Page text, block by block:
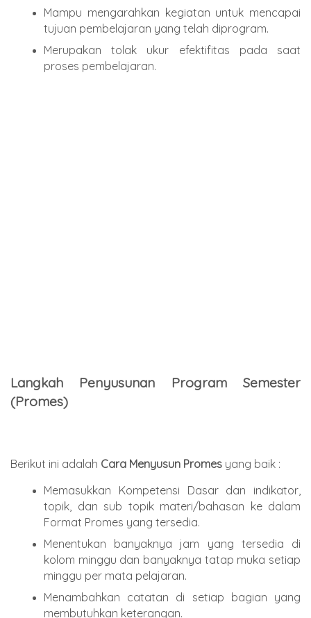
Mampu mengarahkan kegiatan untuk mencapai
tujuan pembelajaran yang telah diprogram.
Merupakan tolak ukur efektifitas pada saat
proses pembelajaran.
Langkah Penyusunan Program Semester
(Promes)
Berikut ini adalah Cara Menyusun Promes yang baik :
Memasukkan Kompetensi Dasar dan indikator,
topik, dan sub topik materi/bahasan ke dalam
Format Promes yang tersedia.
Menentukan banyaknya jam yang tersedia di
kolom minggu dan banyaknya tatap muka setiap
minggu per mata pelajaran.
Menambahkan catatan di setiap bagian yang
membutuhkan keterangan.